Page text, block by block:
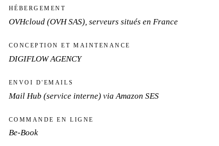
HÉBERGEMENT
OVHcloud (OVH SAS), serveurs situés en France
CONCEPTION ET MAINTENANCE
DIGIFLOW AGENCY
ENVOI D'EMAILS
Mail Hub (service interne) via Amazon SES
COMMANDE EN LIGNE
Be-Book